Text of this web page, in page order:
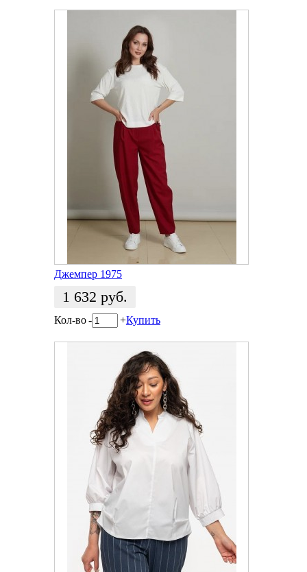
Джемпер 1975
1 632 руб.
Кол-во- +Купить